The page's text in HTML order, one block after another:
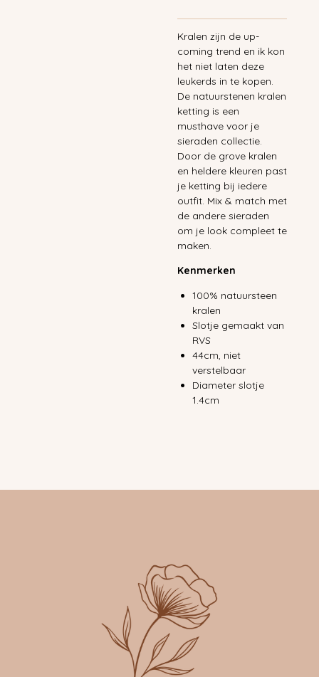
Kralen zijn de up-
coming trend en ik kon
het niet laten deze
leukerds in te kopen.
De natuurstenen kralen
ketting is een
musthave voor je
sieraden collectie.
Door de grove kralen
en heldere kleuren past
je ketting bij iedere
outfit. Mix & match met
de andere sieraden
om je look compleet te
maken.
Kenmerken
100% natuursteen
kralen
Slotje gemaakt van
RVS
44cm, niet
verstelbaar
Diameter slotje
1.4cm